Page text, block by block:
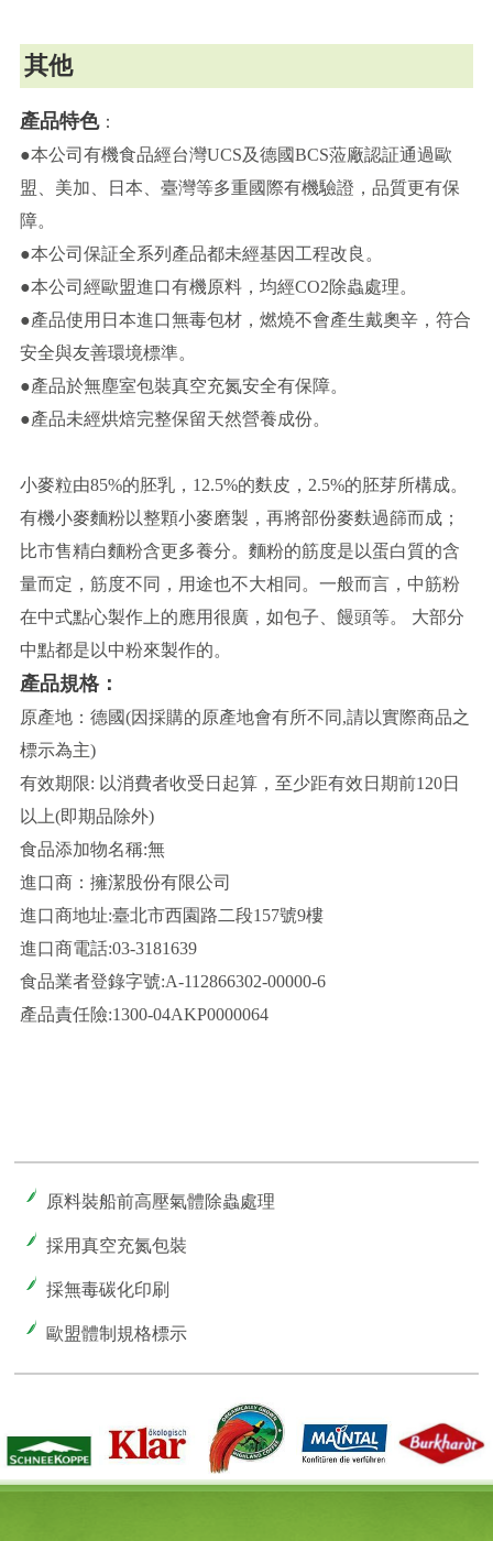
其他
產品特色：
●本公司有機食品經台灣UCS及德國BCS蒞廠認証通過歐
盟、美加、日本、臺灣等多重國際有機驗證，品質更有保
障。
●本公司保証全系列產品都未經基因工程改良。
●本公司經歐盟進口有機原料，均經CO2除蟲處理。
●產品使用日本進口無毒包材，燃燒不會產生戴奧辛，符合
安全與友善環境標準。
●產品於無塵室包裝真空充氮安全有保障。
●產品未經烘焙完整保留天然營養成份。
小麥粒由85%的胚乳，12.5%的麩皮，2.5%的胚芽所構成。
有機小麥麵粉以整顆小麥磨製，再將部份麥麩過篩而成；
比市售精白麵粉含更多養分。麵粉的筋度是以蛋白質的含
量而定，筋度不同，用途也不大相同。一般而言，中筋粉
在中式點心製作上的應用很廣，如包子、饅頭等。 大部分
中點都是以中粉來製作的。
產品規格：
原產地：德國(因採購的原產地會有所不同,請以實際商品之
標示為主)
有效期限: 以消費者收受日起算，至少距有效日期前120日
以上(即期品除外)
食品添加物名稱:無
進口商：擁潔股份有限公司
進口商地址:臺北市西園路二段157號9樓
進口商電話:03-3181639
食品業者登錄字號:A-112866302-00000-6
產品責任險:1300-04AKP0000064
原料裝船前高壓氣體除蟲處理
採用真空充氮包裝
採無毒碳化印刷
歐盟體制規格標示